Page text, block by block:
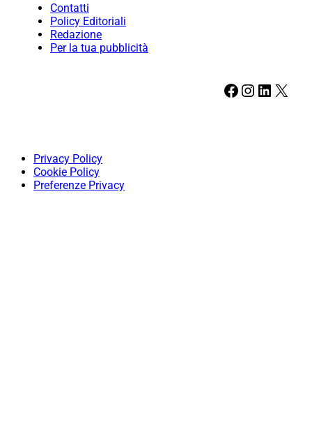
Contatti
Policy Editoriali
Redazione
Per la tua pubblicità
Facebook Instagram LinkedIn X
Privacy Policy
Cookie Policy
Preferenze Privacy